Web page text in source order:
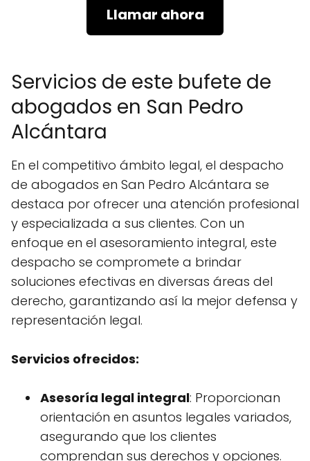
Llamar ahora
Servicios de este bufete de
abogados en San Pedro
Alcántara
En el competitivo ámbito legal, el despacho
de abogados en San Pedro Alcántara se
destaca por ofrecer una atención profesional
y especializada a sus clientes. Con un
enfoque en el asesoramiento integral, este
despacho se compromete a brindar
soluciones efectivas en diversas áreas del
derecho, garantizando así la mejor defensa y
representación legal.
Servicios ofrecidos:
Asesoría legal integral: Proporcionan
orientación en asuntos legales variados,
asegurando que los clientes
comprendan sus derechos y opciones.